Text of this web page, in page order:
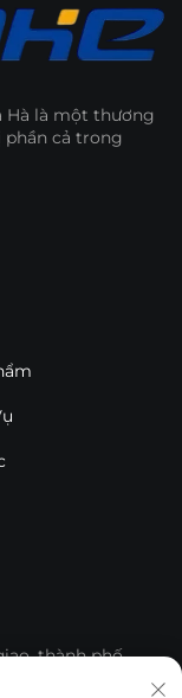
Hà là một thương
cả trong
thành phố